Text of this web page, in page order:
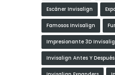
Escáner Invisalign
Famosos Invisalign
Impresionante 3D
Invisalign Antes Y Después